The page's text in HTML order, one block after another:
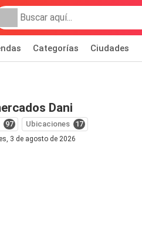
Categorías Ciudades
Dani
97 Ubicaciones 17
3 de agosto de 2026